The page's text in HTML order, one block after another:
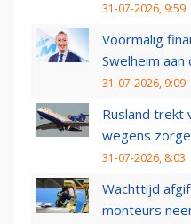
31-07-2026, 9:59
Voormalig
Swelheim aan
31-07-2026, 9:09
Rusland trekt
wegens
31-07-2026, 8:03
Wachttijd
monteurs